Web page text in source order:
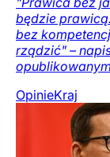
będzie
bez
rządzić" –
OpinieKraj